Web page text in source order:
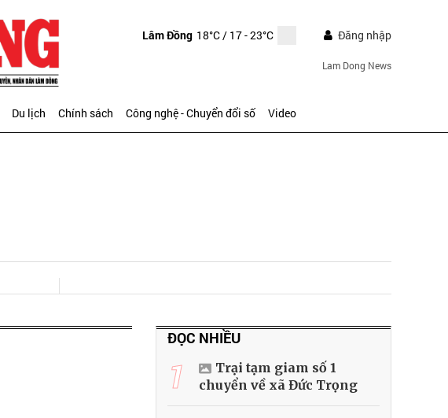
Lâm Đồng 18°C/ 17 - 23°C Đăng nhập
Lam Dong News
Du lịch Chính sách Công nghệ - Chuyển đổi số Video
ĐỌC NHIỀU
1
Trại tạm giam số 1
chuyển về xã Đức Trọng